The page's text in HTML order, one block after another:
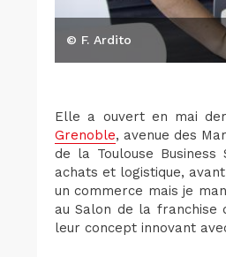
© F. Ardito
Elle a ouvert en mai
Grenoble, avenue des
de la Toulouse
achats et logistique,
un commerce mais je
au Salon de la franchise
leur concept innovant